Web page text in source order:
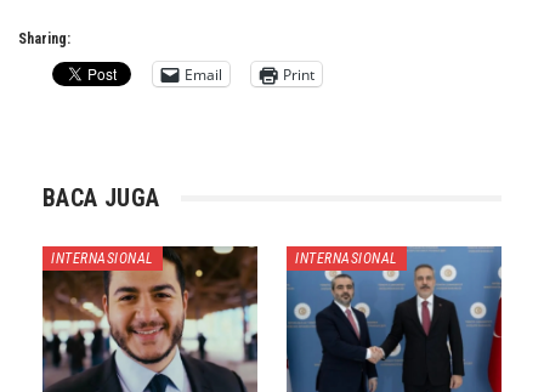
Sharing:
Email Print
BACA JUGA
INTERNASIONAL INTERNASIONAL